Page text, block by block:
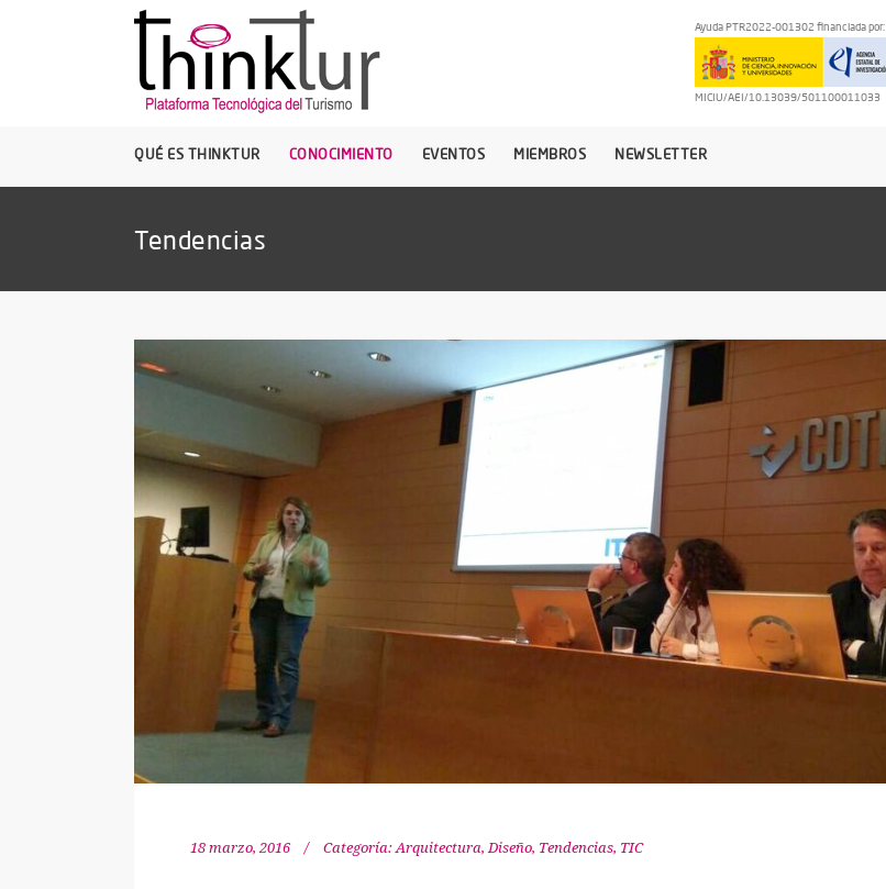
Ayuda PTR2022-001302 financiada por:
MICIU/AEI/10.13039/501100011033
QUÉ ES THINKTUR CONOCIMIENTO EVENTOS MIEMBROS NEWSLETTER
Tendencias
18 marzo, 2016 Categoría: Arquitectura, Diseño, Tendencias, TIC